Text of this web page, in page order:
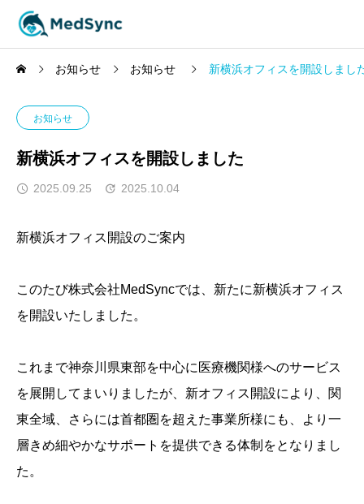
お知らせ お知らせ 新横浜オフィスを開設しまし
お知らせ
新横浜オフィスを開設しました
2025.09.25 2025.10.04
新横浜オフィス開設のご案内
このたび株式会社MedSyncでは、新たに新横浜オフィス
を開設いたしました。
これまで神奈川県東部を中心に医療機関様へのサービス
を展開してまいりましたが、新オフィス開設により、関
東全域、さらには首都圏を超えた事業所様にも、より一
層きめ細やかなサポートを提供できる体制をとなりまし
た。